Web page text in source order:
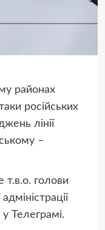
районах
російських
лінії
–
т.в.о. голови
Телеграмі.